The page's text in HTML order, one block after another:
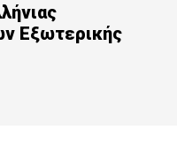
Εξωτερικής